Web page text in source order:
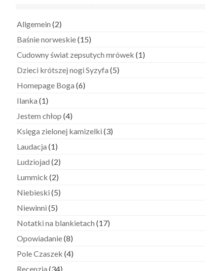
Allgemein (2)
Baśnie norweskie(15)
Cudowny świat zepsutych mrówek (1)
Dzieci krótszej nogi Syzyfa (5)
Homepage Boga (6)
Ilanka (1)
Jestem chłop (4)
Księga zielonej kamizelki (3)
Laudacja (1)
Ludziojad (2)
Lummick (2)
Niebieski (5)
Niewinni (5)
Notatki na blankietach (17)
Opowiadanie(8)
Pole Czaszek (4)
Recenzja (34)